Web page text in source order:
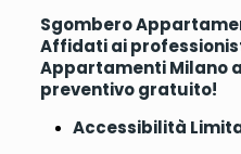
Sgombero
Affidati ai
Appartamenti Milano
preventivo gratuito!
Accessibilità